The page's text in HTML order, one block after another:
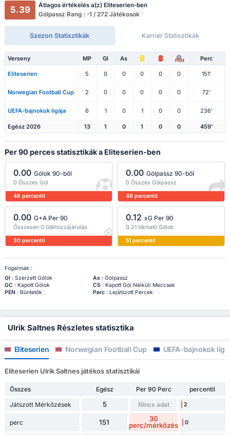
5.39
Átlagos értékelés a(z) Eliteserien-ben
Gólpassz Rang : -1 / 272 Játékosok
Szezon Statisztikák Karrier Statisztikák
Verseny MP Gl As PEN Perc
Eliteserien 5 0 0 0 0 0 151'
Norwegian Football Cup 2 0 0 0 0 0 72'
UEFA-bajnokok ligája 6 1 0 1 0 0 236'
Egész 2026 13 1 0 1 0 0 459'
Per 90 perces statisztikák a Eliteserien-ben
0.00 Gólok 90-ből
0 Összes Gól
48 percentil
0.00 Gólpassz 90-ből
0 Összes Gólpassz
48 percentil
0.00 G+A Per 90
Összesen 0 Gólhozzájárulás
30 percentil
0.12 xG Per 90
0.21 Várható Gólok
51 percentil
Fogalmak :
Gl : Szerzett Gólok As: Gólpassz
GC : Kapott Gólok CS: Kapott Gól Nélküli Meccsek
PEN: Büntetők Perc: Lejátszott Percek
Ulrik Saltnes Részletes statisztika
Eliteserien Norwegian Football Cup UEFA-bajnokok
Eliteserien Ulrik Saltnes játékos statisztikái
Összes Egész Per 90 Perc
percentil
Játszott Mérkőzések
5 Nincs adat 2
perc 151
30
perc/mérkőzés
0